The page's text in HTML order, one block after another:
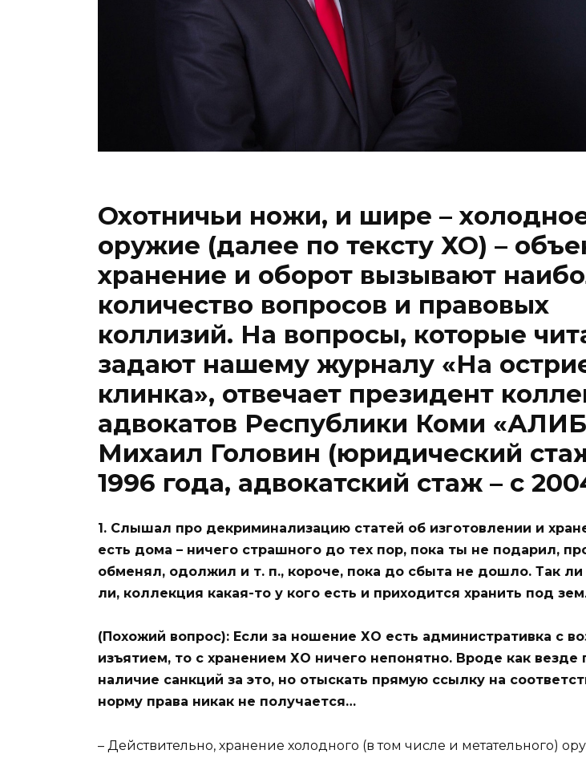
Охотничьи ножи, и шире –
оружие (далее по тексту ХО) –
хранение и оборот вызывают
количество вопросов и правовых
коллизий. На вопросы, которые
задают нашему журналу «На
клинка», отвечает президент
адвокатов Республики Коми
Михаил Головин (юридический
1996 года, адвокатский стаж – с
1. Слышал про декриминализацию статей об изготовлении и
есть дома – ничего страшного до тех пор, пока ты не подарил,
обменял, одолжил и т. п., короче, пока до сбыта не дошло. Так ли
ли, коллекция какая-то у кого есть и приходится хранить под
(Похожий вопрос): Если за ношение ХО есть административка с
изъятием, то с хранением ХО ничего непонятно. Вроде как везде
наличие санкций за это, но отыскать прямую ссылку на
норму права никак не получается…
– Действительно, хранение холодного (в том числе и метательного)